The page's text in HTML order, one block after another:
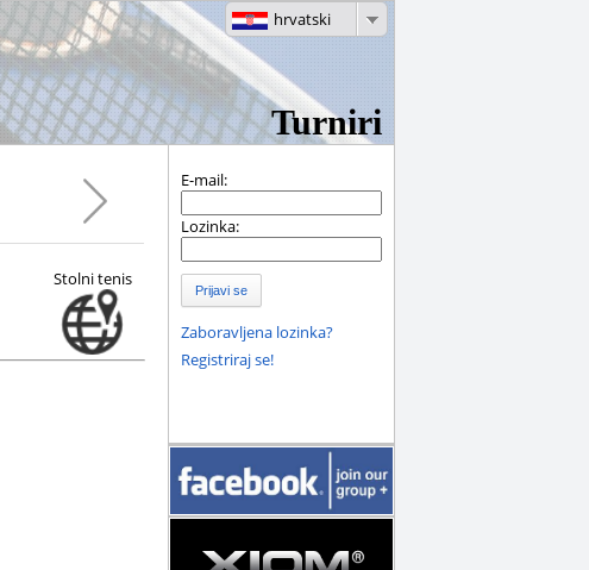
Turniri
hrvatski
Stolni tenis
E-mail:
Lozinka:
Prijavi se
Zaboravljena lozinka?
Registriraj se!